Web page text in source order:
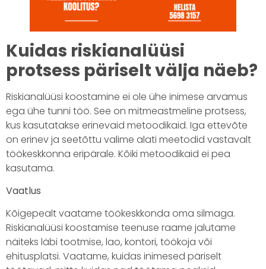
Kuidas riskianalüüsi
protsess päriselt välja näeb?
Riskianalüüsi koostamine ei ole ühe inimese arvamus
ega ühe tunni töö. See on mitmeastmeline protsess,
kus kasutatakse erinevaid metoodikaid. Iga ettevõte
on erinev ja seetõttu valime alati meetodid vastavalt
töökeskkonna eripärale. Kõiki metoodikaid ei pea
kasutama.
Vaatlus
Kõigepealt vaatame töökeskkonda oma silmaga.
Riskianalüüsi koostamise teenuse raame jalutame
näiteks läbi tootmise, lao, kontori, töökoja või
ehitusplatsi. Vaatame, kuidas inimesed päriselt